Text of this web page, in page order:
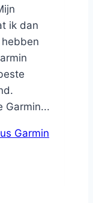
ik dan
Garmin...
Garmin